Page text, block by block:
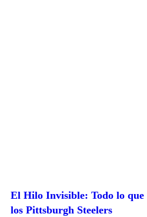
El Hilo Invisible: Todo lo
los Pittsburgh Steelers